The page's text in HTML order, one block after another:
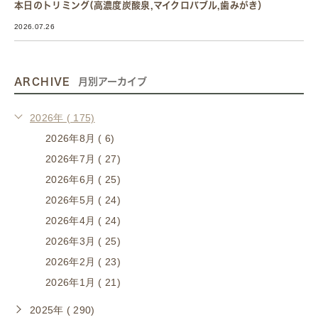
本日のトリミング(高濃度炭酸泉,マイクロバブル,歯みがき）
2026.07.26
ARCHIVE 月別アーカイブ
2026年 ( 175)
2026年8月 ( 6)
2026年7月 ( 27)
2026年6月 ( 25)
2026年5月 ( 24)
2026年4月 ( 24)
2026年3月 ( 25)
2026年2月 ( 23)
2026年1月 ( 21)
2025年 ( 290)